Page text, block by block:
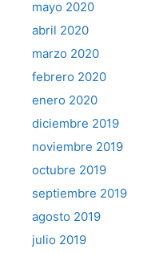
mayo 2020
abril 2020
marzo 2020
febrero 2020
enero 2020
diciembre 2019
noviembre 2019
octubre 2019
septiembre 2019
agosto 2019
julio 2019